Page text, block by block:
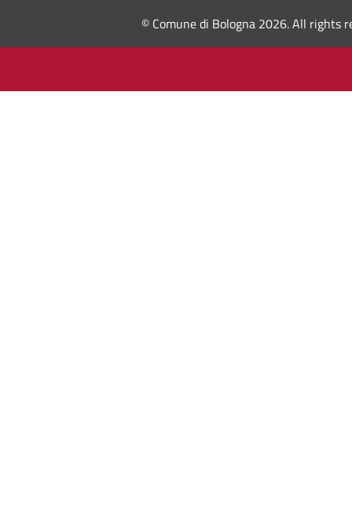
© Comune di Bologna 2026. All rights